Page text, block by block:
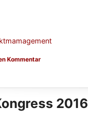
Kommentar
2016